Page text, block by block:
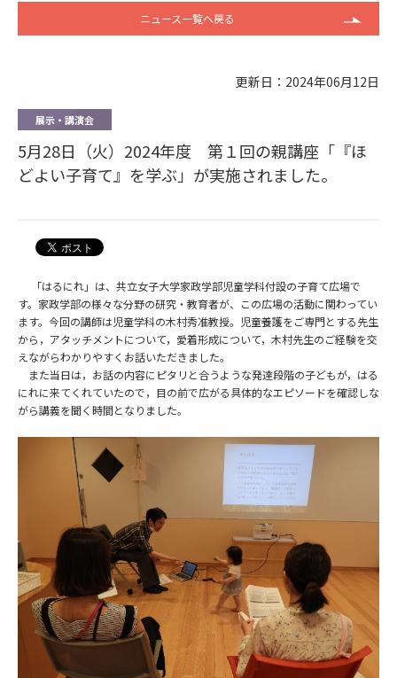
ニュース一覧へ戻る
更新日：2024年06月12日
展示・講演会
5月28日（火）2024年度 第１回の親講座「『ほ
どよい子育て』を学ぶ」が実施されました。
「はるにれ」は、共立女子大学家政学部児童学科付設の子育て広場で
す。家政学部の様々な分野の研究・教育者が、この広場の活動に関わってい
ます。今回の講師は児童学科の木村秀准教授。児童養護をご専門とする先生
から，アタッチメントについて，愛着形成について，木村先生のご経験を交
えながらわかりやすくお話いただきました。
また当日は，お話の内容にピタリと合うような発達段階の子どもが，はる
にれに来てくれていたので，目の前で広がる具体的なエピソードを確認しな
がら講義を聞く時間となりました。